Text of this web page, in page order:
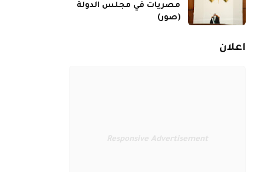
مصريات في مجلس الدولة
(صور)
اعلان
Responsive Advertisement